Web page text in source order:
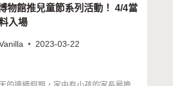
館推兒童節系列活動！ 4/4當
入場
2023-03-22